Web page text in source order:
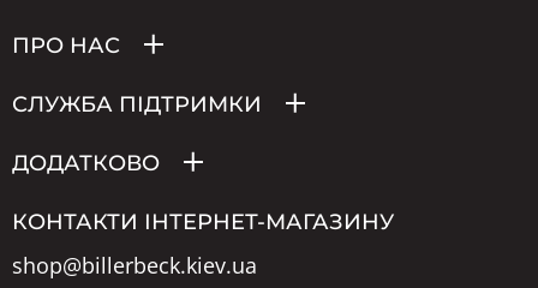
ПРО НАС
СЛУЖБА ПІДТРИМКИ
ДОДАТКОВО
КОНТАКТИ ІНТЕРНЕТ-МАГАЗИНУ
shop@billerbeck.kiev.ua